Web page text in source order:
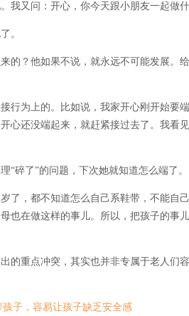
又问：开心，你今天跟小朋友一起做
。
？他如果不说，就永远不可能发展。
为上的。比如说，我家开心刚开始要
心还没端起来，就赶紧接过去了。我看
了”的问题，下次她就知道怎么端了。
，都不知道怎么自己系鞋带，不能自己
也在做这样的事儿。所以，把孩子的事
重点冲突，其实也并非专属于老人们
子，容易让孩子缺乏安全感